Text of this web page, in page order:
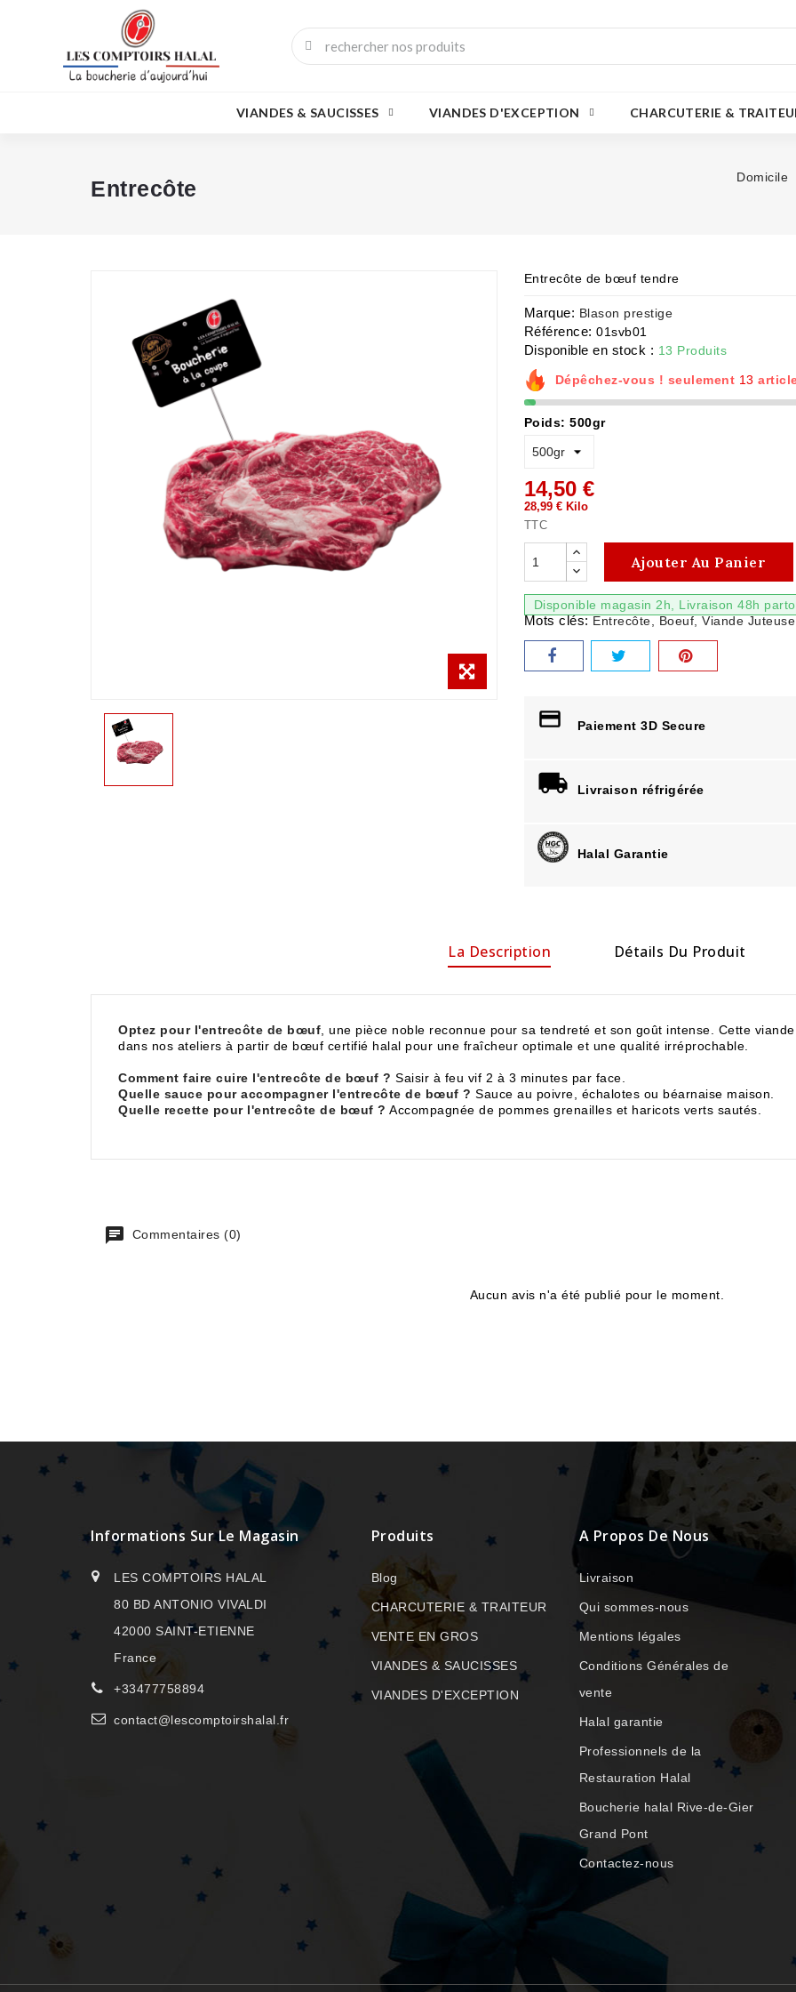
VIANDES & SAUCISSES VIANDES D'EXCEPTION CHARCUTERIE &
Entrecôte Domicile
Entrecôte de bœuf tendre
Marque: Blason prestige
Référence: 01svb01
Disponible en stock : 13 Produits
Dépêchez-vous ! seulement 13
Poids: 500gr
14,50 €
28,99 € Kilo
TTC
Ajouter Au Panier
Disponible magasin 2h, Livraison 48h
Mots clés: Entrecôte Boeuf Viande Juteuse
Paiement 3D Secure
Livraison réfrigérée
Halal Garantie
La Description Détails Du Produit
Optez pour l'entrecôte de bœuf , une pièce noble reconnue pour sa tendreté et son goût intense. Cette
dans nos ateliers à partir de bœuf certifié halal pour une fraîcheur optimale et une qualité irréprochable.
Comment faire cuire l'entrecôte de bœuf ? Saisir à feu vif 2 à 3 minutes par face.
Quelle sauce pour accompagner l'entrecôte de bœuf ? Sauce au poivre, échalotes ou béarnaise maison.
Quelle recette pour l'entrecôte de bœuf ? Accompagnée de pommes grenailles et haricots verts sautés.
Commentaires (0)
Aucun avis n'a été publié pour le moment.
Informations Sur Le Magasin
LES COMPTOIRS HALAL
80 BD ANTONIO VIVALDI
42000 SAINT-ETIENNE
France
+33477758894
contact@lescomptoirshalal.fr
Produits
Blog
CHARCUTERIE & TRAITEUR
VENTE EN GROS
VIANDES & SAUCISSES
VIANDES D'EXCEPTION
A Propos De Nous
Livraison
Qui sommes-nous
Mentions légales
Conditions Générales de
vente
Halal garantie
Professionnels de la
Restauration Halal
Boucherie halal Rive-de-Gier
Grand Pont
Contactez-nous